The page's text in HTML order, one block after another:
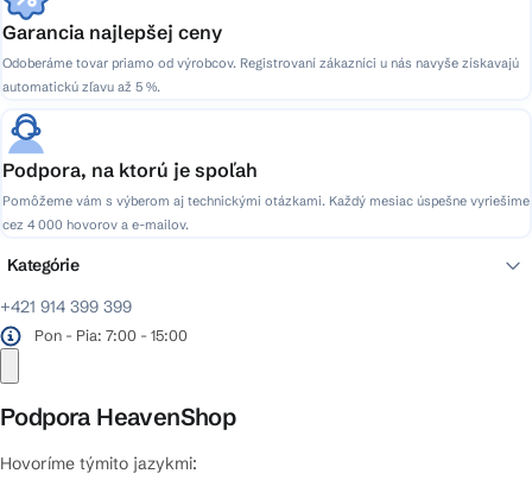
Garancia najlepšej ceny
Odoberáme tovar priamo od výrobcov. Registrovaní zákazníci u nás navyše získavajú
automatickú zľavu až 5 %.
Podpora, na ktorú je spoľah
Pomôžeme vám s výberom aj technickými otázkami. Každý mesiac úspešne vyriešime
cez 4 000 hovorov a e-mailov.
+421 914 399 399
Pon - Pia: 7:00 - 15:00
Podpora HeavenShop
Hovoríme týmito jazykmi:
Kategórie